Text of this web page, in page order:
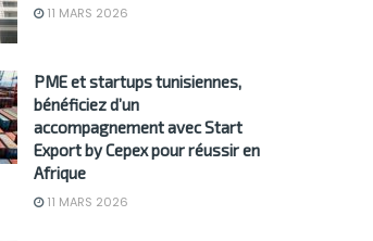
11 MARS 2026
PME et startups tunisiennes,
bénéficiez d’un
accompagnement avec Start
Export by Cepex pour réussir en
Afrique
11 MARS 2026